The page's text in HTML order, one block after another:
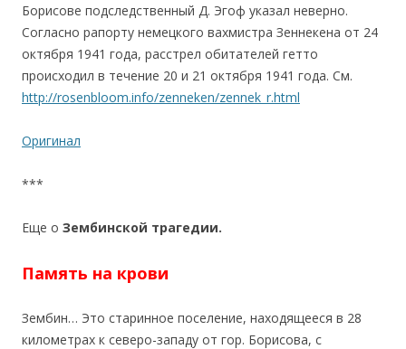
Борисове подследственный Д. Эгоф указал неверно.
Согласно рапорту немецкого вахмистра Зеннекена от 24
октября 1941 года, расстрел обитателей гетто
происходил в течение 20 и 21 октября 1941 года. См.
http://rosenbloom.info/zenneken/zennek_r.html
Оригинал
***
Еще о Зембинской трагедии.
Память на крови
Зембин… Это старинное поселение, находящееся в 28
километрах к северо-западу от гор. Борисова, с